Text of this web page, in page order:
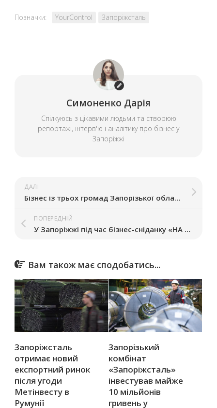
Позначки: YourControl Запоріжсталь
Симоненко Дарія
Спілкуюсь з цікавими людьми та створюю
репортажі, інтерв'ю і аналітику про бізнес у
Запоріжжі
ДАЛІ
Бізнес із трьох громад Запорізької області може отримати генератори, меблі й техніку: які умови
ПОПЕРЕДНІЙ
У Запоріжжі під час бізнес-сніданку «НА тарілці» обговорили, як підприємцям впоратися з кризою
Вам також має сподобатись...
Запоріжсталь
отримає новий
експортний ринок
після угоди
Метінвесту в
Румунії
Запорізький
комбінат
«Запоріжсталь»
інвестував майже
10 мільйонів
гривень у